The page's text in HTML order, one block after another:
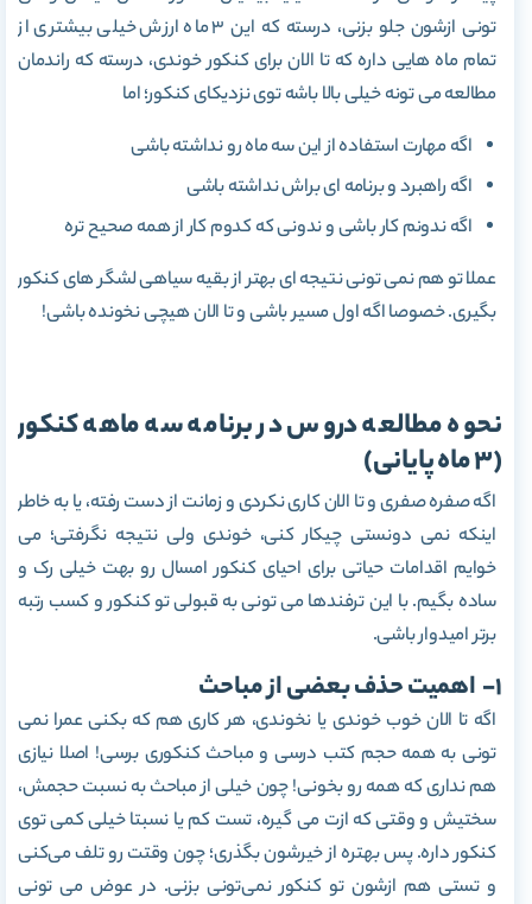
تونی ازشون جلو بزنی، درسته که این 3 ماه ارزش خیلی بیشتری از
تمام ماه هایی داره که تا الان برای کنکور خوندی، درسته که راندمان
مطالعه می تونه خیلی بالا باشه توی نزدیکای کنکور؛ اما
اگه مهارت استفاده از این سه ماه رو نداشته باشی
اگه راهبرد و برنامه ای براش نداشته باشی
اگه ندونم کار باشی و ندونی که کدوم کار از همه صحیح تره
عملا تو هم نمی تونی نتیجه ای بهتر از بقیه سیاهی لشگر های کنکور
بگیری. خصوصا اگه اول مسیر باشی و تا الان هیچی نخونده باشی!
نحوه مطالعه دروس در برنامه سه ماهه کنکور
(3 ماه پایانی)
اگه صفره صفری و تا الان کاری نکردی و زمانت از دست رفته، یا به خاطر
اینکه نمی دونستی چیکار کنی، خوندی ولی نتیجه نگرفتی؛ می
خوایم اقدامات حیاتی برای احیای کنکور امسال رو بهت خیلی رک و
ساده بگیم. با این ترفندها می تونی به قبولی تو کنکور و کسب رتبه
برتر امیدوار باشی.
1- اهمیت حذف بعضی از مباحث
اگه تا الان خوب خوندی یا نخوندی، هر کاری هم که بکنی عمرا نمی
تونی به همه حجم کتب درسی و مباحث کنکوری برسی! اصلا نیازی
هم نداری که همه رو بخونی! چون خیلی از مباحث به نسبت حجمش،
سختیش و وقتی که ازت می گیره، تست کم یا نسبتا خیلی کمی توی
کنکور داره. پس بهتره از خیرشون بگذری؛ چون وقتت رو تلف می‌کنی
و تستی هم ازشون تو کنکور نمی‌تونی بزنی. در عوض می تونی